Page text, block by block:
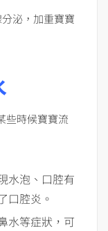
泌，加重寶寶
些時候寶寶流
水泡、口腔有
口腔炎。
水等症狀，可